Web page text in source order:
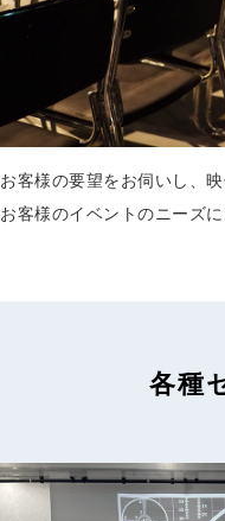
お客様の要望をお伺いし、
お客様のイベントのニーズ
各種